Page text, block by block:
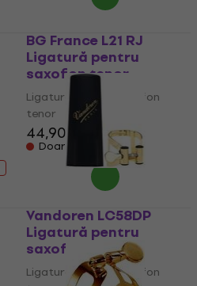
BG France L21 RJ
Ligatură pentru
saxofon tenor
Ligatură pentru saxofon
tenor
44,90 €
Doar la comandă
Vandoren LC58DP
Ligatură pentru
saxofon tenor
Ligatură pentru saxofon